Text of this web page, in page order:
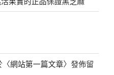
〈網站第一篇文章〉發佈留